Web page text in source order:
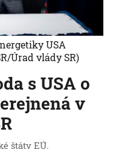
s USA o
v
štáty EÚ.
USA
Úrad vlády SR)